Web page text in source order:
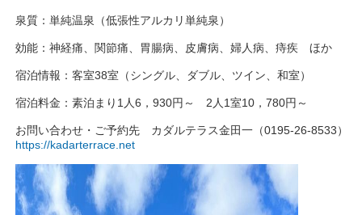
泉質：単純温泉（低張性アルカリ単純泉）
効能：神経痛、関節痛、胃腸病、皮膚病、婦人病、痔疾 ほか
宿泊情報：客室38室（シングル、ダブル、ツイン、和室）
宿泊料金：素泊まり1人6，930円～ 2人1室10，780円～
お問い合わせ・ご予約先 カダルテラス金田一（0195-26-8533）
https://kadarterrace.net